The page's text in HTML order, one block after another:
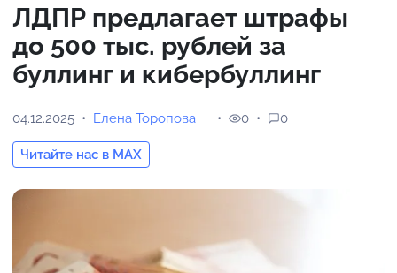
ЛДПР предлагает штрафы
до 500 тыс. рублей за
буллинг и кибербуллинг
04.12.2025 Елена Торопова
Читайте нас в MAX
0 0